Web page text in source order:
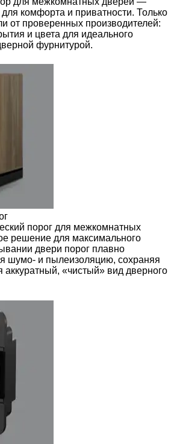
комфорта и приватности. Только
от проверенных производителей:
и цвета для идеального
фурнитурой.
порог для межкомнатных
решение для максимального
двери порог плавно
шумо- и пылеизоляцию, сохраняя
аккуратный, «чистый» вид дверного